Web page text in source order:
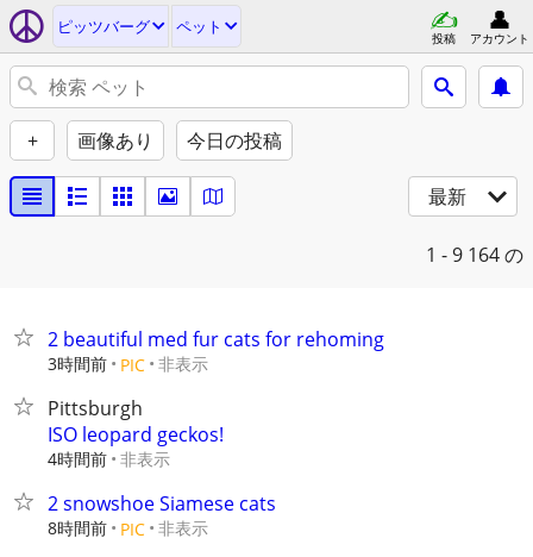
ピッツバーグ ペット
投稿 アカウント
+ 画像あり 今日の投稿
最新
1 - 9 164 の
2 beautiful med fur cats for rehoming
3時間前 PIC 非表示
Pittsburgh
ISO leopard geckos!
4時間前 非表示
2 snowshoe Siamese cats
8時間前 PIC 非表示